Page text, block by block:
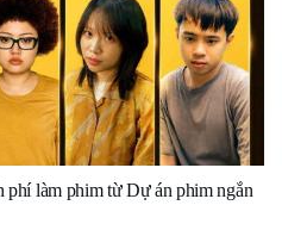
phí làm phim từ Dự án phim ngắn